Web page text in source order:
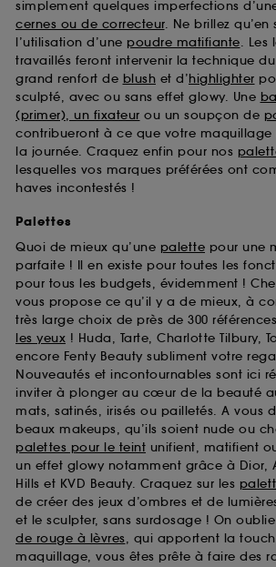
simplement quelques imperfections
cernes ou de correcteur. Ne brillez
l’utilisation d’une poudre matifiante. Les
travaillés feront intervenir la technique du
grand renfort de blush et d’highlighter
sculpté, avec ou sans effet glowy. Une
(primer), un fixateur ou un soupçon de
contribueront à ce que votre maquillage
la journée. Craquez enfin pour nos
lesquelles vos marques préférées ont
haves incontestés !
Palettes
Quoi de mieux qu’une palette pour une
parfaite ! Il en existe pour toutes les
pour tous les budgets, évidemment !
vous propose ce qu’il y a de mieux, à
très large choix de près de 300
les yeux ! Huda, Tarte, Charlotte Tilbury,
encore Fenty Beauty subliment votre
Nouveautés et incontournables sont ici
inviter à plonger au cœur de la beauté
mats, satinés, irisés ou pailletés. A vous
beaux makeups, qu’ils soient nude ou
palettes pour le teint unifient, matifient
un effet glowy notamment grâce à Dior,
Hills et KVD Beauty. Craquez sur les
de créer des jeux d’ombres et de
et le sculpter, sans surdosage ! On
de rouge à lèvres, qui apportent la
maquillage, vous êtes prête à faire des